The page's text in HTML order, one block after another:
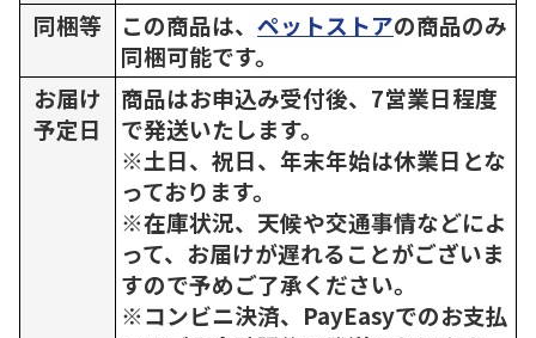
同梱等
この商品は、 ペットストアの商品のみ
同梱可能です。
お届け
予定日
商品はお申込み受付後、7営業日程度
で発送いたします。
※土日、祝日、年末年始は休業日とな
っております。
※在庫状況、天候や交通事情などによ
って、お届けが遅れることがございま
すので予めご了承ください。
※コンビニ決済、PayEasyでのお支払